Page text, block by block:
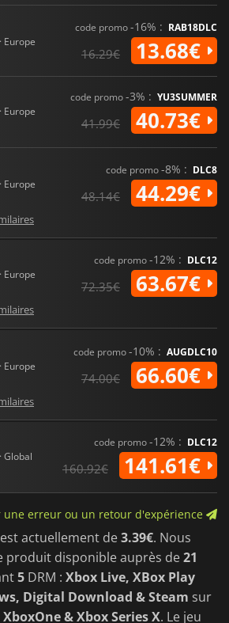
Europe
code promo-16% : RAB18DLC
16.29€ 13.68€
Europe
code promo-3% : YU3SUMMER
41.99€ 40.73€
Europe
code promo-8% : DLC8
48.14€ 44.29€
Europe
code promo-12% : DLC12
72.35€ 63.67€
Europe
code promo-10% : AUGDLC10
74.00€ 66.60€
Global
code promo-12% : DLC12
160.92€ 141.61€
une erreur ou un retour d'expérience
actuellement de3.39€. Nous
produit disponible auprès de21
5 DRM : Xbox Live, XBox Play
Digital Download & Steam sur
XboxOne & Xbox Series X. Le jeu